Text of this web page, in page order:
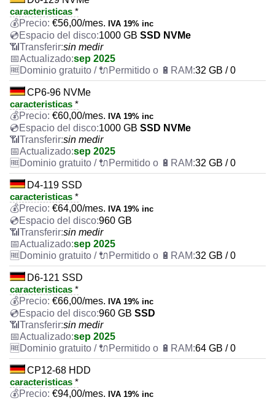
caracteristicas *
€56,00/mes. IVA 19% inc
1000 GB SSD NVMe
sin medir
sep 2025
32 GB / 0
CP6-96 NVMe
caracteristicas *
€60,00/mes. IVA 19% inc
1000 GB SSD NVMe
sin medir
sep 2025
32 GB / 0
D4-119 SSD
caracteristicas *
€64,00/mes. IVA 19% inc
960 GB
sin medir
sep 2025
32 GB / 0
D6-121 SSD
caracteristicas *
€66,00/mes. IVA 19% inc
960 GB SSD
sin medir
sep 2025
64 GB / 0
CP12-68 HDD
caracteristicas *
€94,00/mes. IVA 19% inc